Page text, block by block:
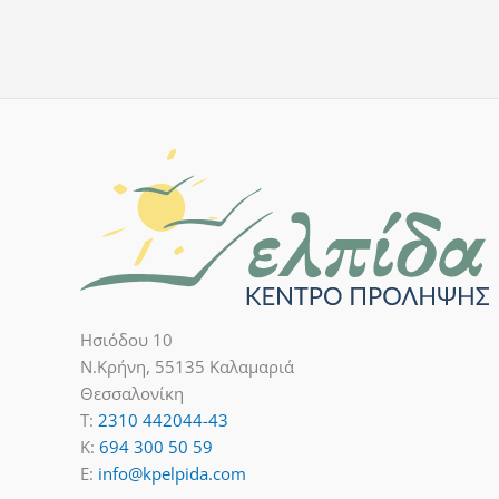
Ησιόδου 10
Ν.Κρήνη, 55135 Καλαμαριά
Θεσσαλονίκη
T: 2310 442044-43
K: 694 300 50 59
E: info@kpelpida.com